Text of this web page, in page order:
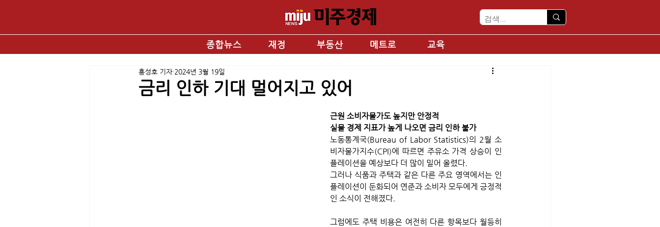
종합뉴스 재정 부동산 메트로 교육
금리 인하 기대 멀어지고 있어
홍성호 기자 2024년 3월 19일
근원 소비자물가도 높지만 안정적
실물 경제 지표가 높게 나오면 금리 인하 불가
노동통계국(Bureau of Labor Statistics)의 2월 소
비자물가지수(CPI)에 따르면 주유소 가격 상승이 인
플레이션을 예상보다 더 많이 밀어 올렸다.
그러나 식품과 주택과 같은 다른 주요 영역에서는 인
플레이션이 둔화되어 연준과 소비자 모두에게 긍정적
인 소식이 전해졌다.
그럼에도 주택 비용은 여전히 다른 항목보다 월등히